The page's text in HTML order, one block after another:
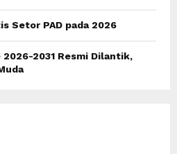
Setor PAD pada 2026
2026-2031 Resmi Dilantik,